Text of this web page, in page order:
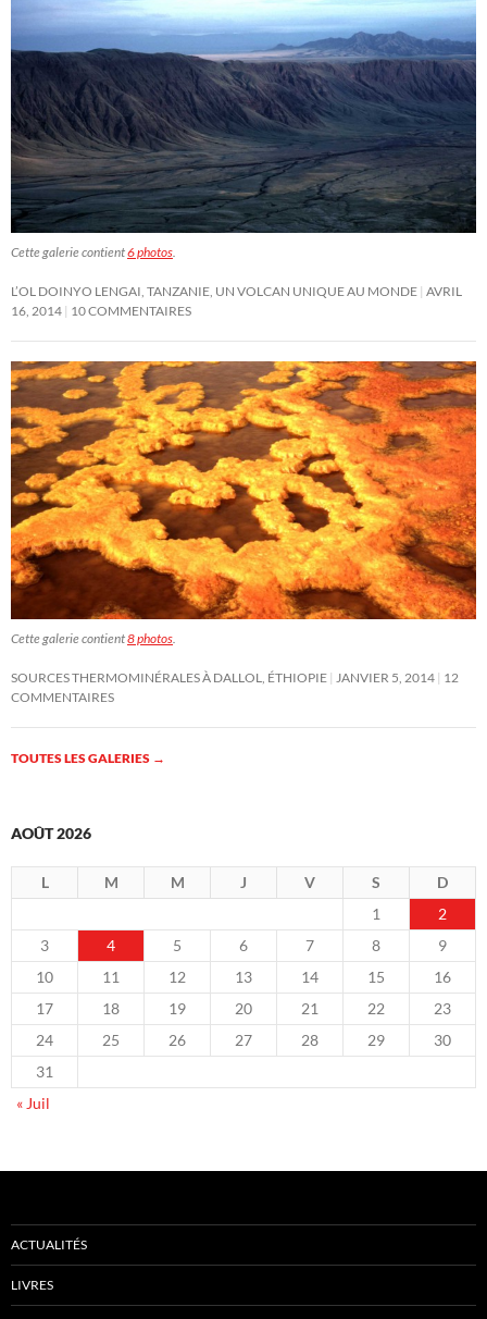
Cette galerie contient6 photos
L’OL DOINYO LENGAI, TANZANIE, UN VOLCAN UNIQUE AU MONDE AVRIL
16, 2014 10 COMMENTAIRES
Cette galerie contient8 photos
SOURCES THERMOMINÉRALES À DALLOL, ÉTHIOPIE JANVIER 5, 2014 12
COMMENTAIRES
TOUTES LES GALERIES →
AOÛT 2026
L M M J V S
D
1
2
3
4 5 6 7 8
9
10
11 12 13 14 15
16
17
18 19 20 21 22
23
24
25 26 27 28 29
30
31
« Juil
ACTUALITÉS
LIVRES